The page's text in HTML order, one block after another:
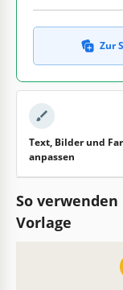
Zur
Text, Bilder und
anpassen
So
Vorlage